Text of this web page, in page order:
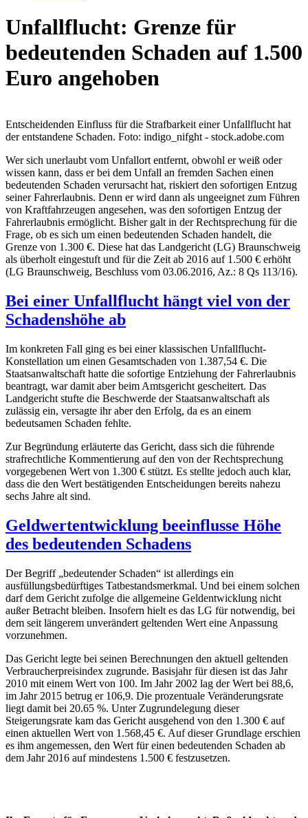
Unfallflucht: Grenze für
bedeutenden Schaden auf 1.500
Euro angehoben
Entscheidenden Einfluss für die Strafbarkeit einer Unfallflucht hat
der entstandene Schaden. Foto: indigo_nifght - stock.adobe.com
Wer sich unerlaubt vom Unfallort entfernt, obwohl er weiß oder
wissen kann, dass er bei dem Unfall an fremden Sachen einen
bedeutenden Schaden verursacht hat, riskiert den sofortigen Entzug
seiner Fahrerlaubnis. Denn er wird dann als ungeeignet zum Führen
von Kraftfahrzeugen angesehen, was den sofortigen Entzug der
Fahrerlaubnis ermöglicht. Bisher galt in der Rechtsprechung für die
Frage, ob es sich um einen bedeutenden Schaden handelt, die
Grenze von 1.300 €. Diese hat das Landgericht (LG) Braunschweig
als überholt eingestuft und für die Zeit ab 2016 auf 1.500 € erhöht
(LG Braunschweig, Beschluss vom 03.06.2016, Az.: 8 Qs 113/16).
Bei einer Unfallflucht hängt viel von der
Schadenshöhe ab
Im konkreten Fall ging es bei einer klassischen Unfallflucht-
Konstellation um einen Gesamtschaden von 1.387,54 €. Die
Staatsanwaltschaft hatte die sofortige Entziehung der Fahrerlaubnis
beantragt, war damit aber beim Amtsgericht gescheitert. Das
Landgericht stufte die Beschwerde der Staatsanwaltschaft als
zulässig ein, versagte ihr aber den Erfolg, da es an einem
bedeutsamen Schaden fehlte.
Zur Begründung erläuterte das Gericht, dass sich die führende
strafrechtliche Kommentierung auf den von der Rechtsprechung
vorgegebenen Wert von 1.300 € stützt. Es stellte jedoch auch klar,
dass die den Wert bestätigenden Entscheidungen bereits nahezu
sechs Jahre alt sind.
Geldwertentwicklung beeinflusse Höhe
des bedeutenden Schadens
Der Begriff „bedeutender Schaden“ ist allerdings ein
ausfüllungsbedürftiges Tatbestandsmerkmal. Und bei einem solchen
darf dem Gericht zufolge die allgemeine Geldentwicklung nicht
außer Betracht bleiben. Insofern hielt es das LG für notwendig, bei
dem seit längerem unverändert geltenden Wert eine Anpassung
vorzunehmen.
Das Gericht legte bei seinen Berechnungen den aktuell geltenden
Verbraucherpreisindex zugrunde. Basisjahr für diesen ist das Jahr
2010 mit einem Wert von 100. Im Jahr 2002 lag der Wert bei 88,6,
im Jahr 2015 betrug er 106,9. Die prozentuale Veränderungsrate
liegt damit bei 20.65 %. Unter Zugrundelegung dieser
Steigerungsrate kam das Gericht ausgehend von den 1.300 € auf
einen aktuellen Wert von 1.568,45 €. Auf dieser Grundlage erschien
es ihm angemessen, den Wert für einen bedeutenden Schaden ab
dem Jahr 2016 auf mindestens 1.500 € festzusetzen.